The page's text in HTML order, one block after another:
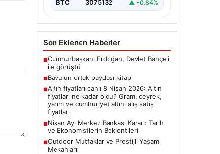
BTC 3075132 ▲ +0.84%
Son Eklenen Haberler
■Cumhurbaşkanı Erdoğan, Devlet Bahçeli
ile görüştü
■Bavulun ortak paydası kitap
■Altın fiyatları canlı 8 Nisan 2026: Altın
fiyatları ne kadar oldu? Gram, çeyrek,
yarım ve cumhuriyet altını alış satış
fiyatları
■Nisan Ayı Merkez Bankası Kararı: Tarih
ve Ekonomistlerin Beklentileri
■Outdoor Mutfaklar ve Prestijli Yaşam
Mekanları